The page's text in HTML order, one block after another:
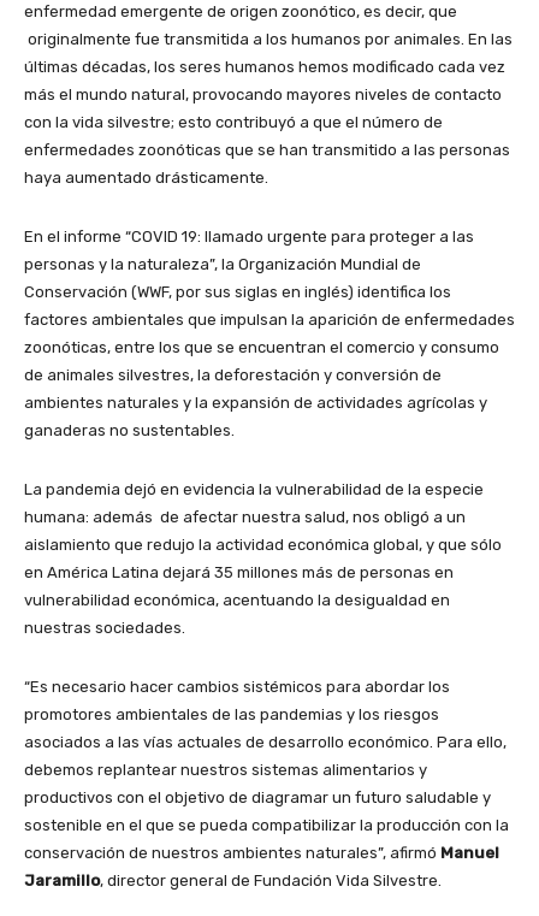
enfermedad emergente de origen zoonótico, es decir, que
originalmente fue transmitida a los humanos por animales. En las
últimas décadas, los seres humanos hemos modificado cada vez
más el mundo natural, provocando mayores niveles de contacto
con la vida silvestre; esto contribuyó a que el número de
enfermedades zoonóticas que se han transmitido a las personas
haya aumentado drásticamente.
En el informe “COVID 19: llamado urgente para proteger a las
personas y la naturaleza”, la Organización Mundial de
Conservación (WWF, por sus siglas en inglés) identifica los
factores ambientales que impulsan la aparición de enfermedades
zoonóticas, entre los que se encuentran el comercio y consumo
de animales silvestres, la deforestación y conversión de
ambientes naturales y la expansión de actividades agrícolas y
ganaderas no sustentables.
La pandemia dejó en evidencia la vulnerabilidad de la especie
humana: además de afectar nuestra salud, nos obligó a un
aislamiento que redujo la actividad económica global, y que sólo
en América Latina dejará 35 millones más de personas en
vulnerabilidad económica, acentuando la desigualdad en
nuestras sociedades.
“Es necesario hacer cambios sistémicos para abordar los
promotores ambientales de las pandemias y los riesgos
asociados a las vías actuales de desarrollo económico. Para ello,
debemos replantear nuestros sistemas alimentarios y
productivos con el objetivo de diagramar un futuro saludable y
sostenible en el que se pueda compatibilizar la producción con la
conservación de nuestros ambientes naturales”, afirmó Manuel
Jaramillo, director general de Fundación Vida Silvestre.